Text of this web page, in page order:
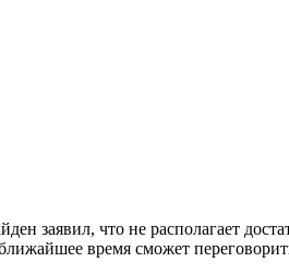
что не располагает
время сможет